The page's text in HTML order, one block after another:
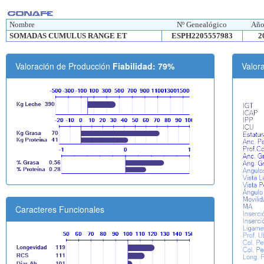
Nombre Nº Genealógico
SOMADAS CUMULUS RANGE ET
ESPH2205557983
Valoración de Producción Fiabilidad: 79%
Caracteres Funcionales